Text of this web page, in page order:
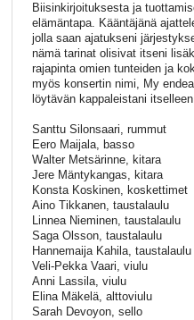
Biisinkirjoituksesta ja
elämäntapa. Kääntäjänä
jolla saan ajatukseni
nämä tarinat olisivat itseni
rajapinta omien tunteiden ja
myös konsertin nimi, My
löytävän kappaleistani
Santtu Silonsaari, rummut
Eero Maijala, basso
Walter Metsärinne, kitara
Jere Mäntykangas, kitara
Konsta Koskinen, koskettimet
Aino Tikkanen, taustalaulu
Linnea Nieminen, taustalaulu
Saga Olsson, taustalaulu
Hannemaija Kahila, taustalaulu
Veli-Pekka Vaari, viulu
Anni Lassila, viulu
Elina Mäkelä, alttoviulu
Sarah Devoyon, sello